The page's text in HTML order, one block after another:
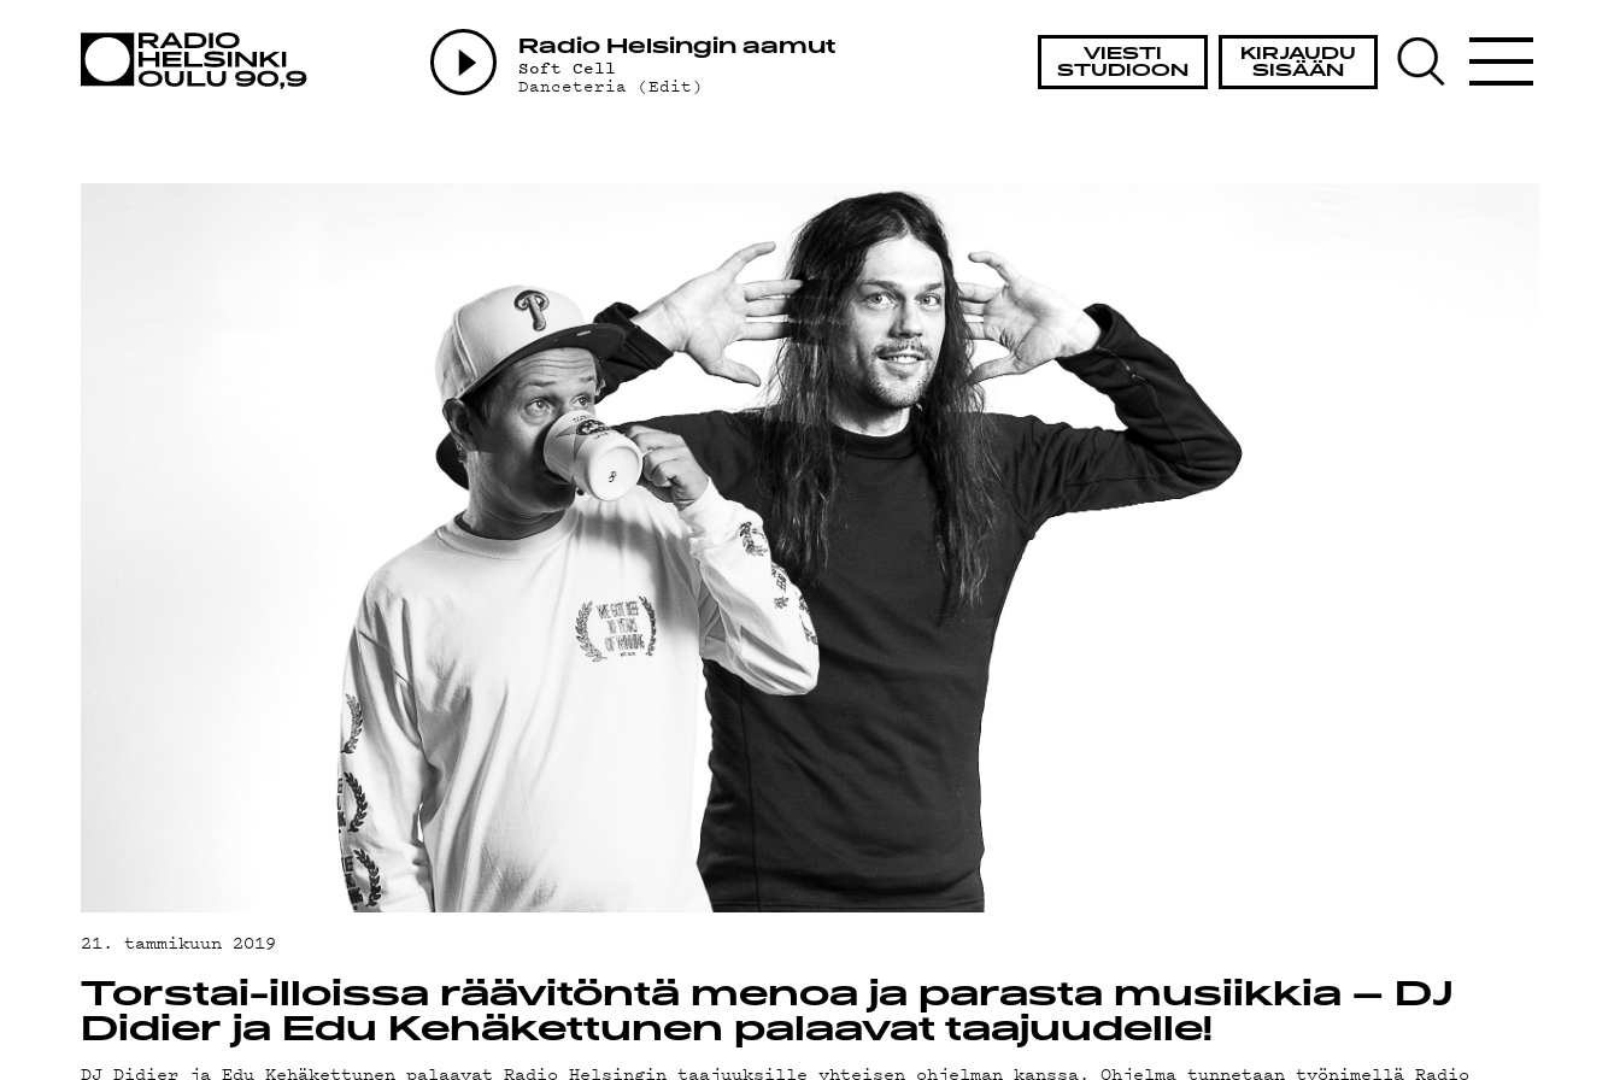
VIESTI
STUDIOON
KIRJAUDU
SISÄÄN
Radio Helsingin aamut
Soft Cell
Danceteria (Edit)
AJANKOHTAISTA
OHJELMAT
ON-DEMAND
MAINOSTA
YHTEYSTIEDOT
G LIVELAB
YSTÄVÄKLUBI
TIETOSUOJA
21. tammikuun 2019
Torstai-illoissa räävitöntä menoa ja parasta musiikkia – DJ
Didier ja Edu Kehäkettunen palaavat taajuudelle!
DJ Didier ja Edu Kehäkettunen palaavat Radio Helsingin taajuuksille yhteisen ohjelman kanssa. Ohjelma tunnetaan työnimellä Radio